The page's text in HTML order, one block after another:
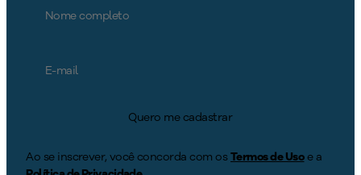
Quero me cadastrar
Ao se inscrever, você concorda com osTermos de Usoe a